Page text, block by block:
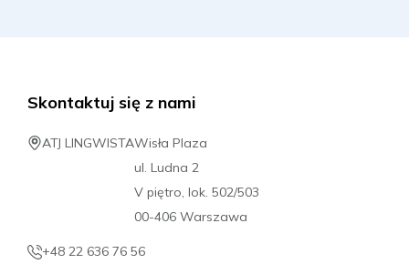
Skontaktuj się z nami
ATJ LINGWISTAWisła Plaza
ul. Ludna 2
V piętro, lok. 502/503
00-406 Warszawa
+48 22 636 76 56